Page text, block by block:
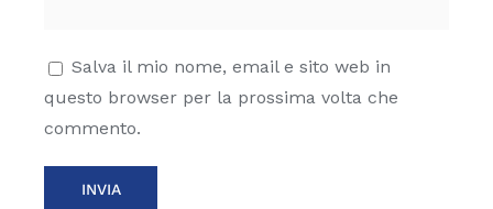
Salva il mio nome, email e sito web in
questo browser per la prossima volta che
commento.